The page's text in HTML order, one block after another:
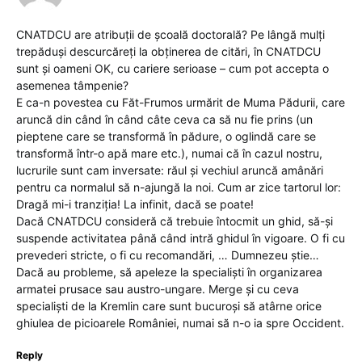
CNATDCU are atribuții de școală doctorală? Pe lângă mulți
trepăduși descurcăreți la obținerea de citări, în CNATDCU
sunt și oameni OK, cu cariere serioase – cum pot accepta o
asemenea tâmpenie?
E ca-n povestea cu Făt-Frumos urmărit de Muma Pădurii, care
aruncă din când în când câte ceva ca să nu fie prins (un
pieptene care se transformă în pădure, o oglindă care se
transformă într-o apă mare etc.), numai că în cazul nostru,
lucrurile sunt cam inversate: răul și vechiul aruncă amânări
pentru ca normalul să n-ajungă la noi. Cum ar zice tartorul lor:
Dragă mi-i tranziția! La infinit, dacă se poate!
Dacă CNATDCU consideră că trebuie întocmit un ghid, să-și
suspende activitatea până când intră ghidul în vigoare. O fi cu
prevederi stricte, o fi cu recomandări, … Dumnezeu știe…
Dacă au probleme, să apeleze la specialiști în organizarea
armatei prusace sau austro-ungare. Merge și cu ceva
specialiști de la Kremlin care sunt bucuroși să atârne orice
ghiulea de picioarele României, numai să n-o ia spre Occident.
Reply